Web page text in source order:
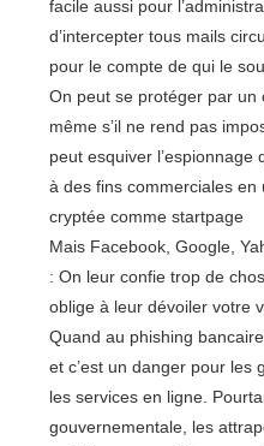
facile aussi pour
d’intercepter tous mails
pour le compte de qui le
On peut se protéger par un
même s’il ne rend pas
peut esquiver
à des fins commerciales
cryptée comme startpage
Mais Facebook, Google,
: On leur confie trop de
oblige à leur dévoiler votre
Quand au phishing
et c’est un danger pour les
les services en ligne.
gouvernementale, les